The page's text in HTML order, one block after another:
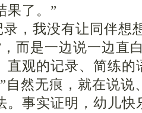
果了。”
，我没有让同伴想
，而是一边说一边直
直观的记录、简练的
自然无痕，就在说说
。事实证明，幼儿快